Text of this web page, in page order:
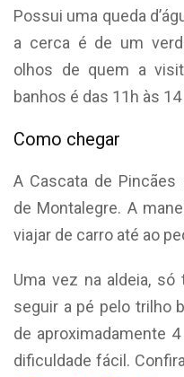
Possui uma queda
a cerca é de um
olhos de quem a
banhos é das 11h às
Como chegar
A Cascata de
de Montalegre. A
viajar de carro até ao
Uma vez na aldeia,
seguir a pé pelo trilho
de aproximadamente
dificuldade fácil.